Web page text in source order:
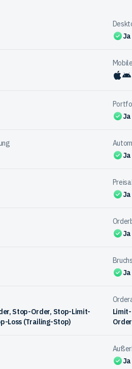
Ja
Ja
Ja
Ja
Ja
Ja
Stop-Order, Stop-Limit-
Loss (Trailing-Stop)
Ja